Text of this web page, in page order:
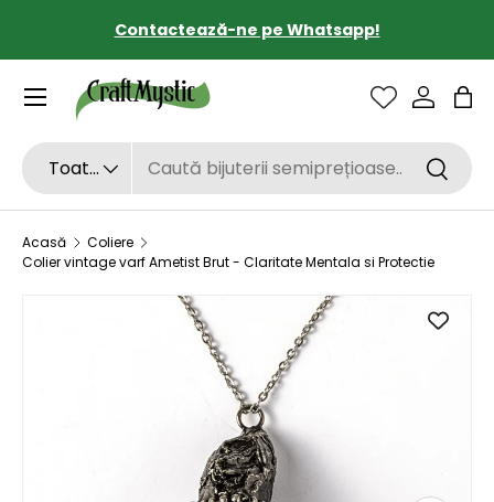
SARI LA CONȚINUT
Contactează-ne pe Whatsapp!
Căutare
Tipul de produs
Toate
Sac
Acasă
Coliere
Colier vintage varf Ametist Brut - Claritate Mentala si Protectie
SARI LA INFORMAȚIILE DESPRE PRODUS